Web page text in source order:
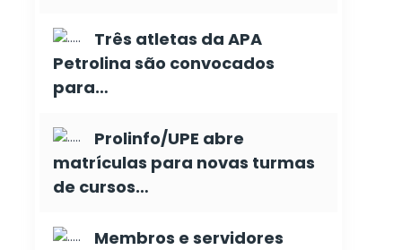
Três atletas da APA
Petrolina são convocados
para…
Prolinfo/UPE abre
matrículas para novas turmas
de cursos…
Membros e servidores